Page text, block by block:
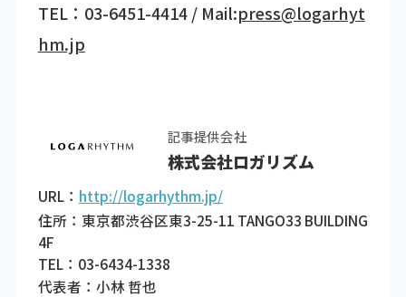
TEL：03-6451-4414 / Mail:press@logarhyt
hm.jp
記事提供会社
株式会社ロガリズム
URL： http://logarhythm.jp/
住所：東京都渋谷区東3-25-11 TANGO33 BUILDING
4F
TEL：03-6434-1338
代表者：小林 哲也